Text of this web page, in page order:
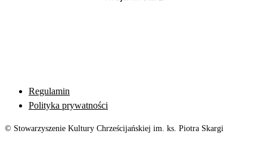
Regulamin
Polityka prywatności
© Stowarzyszenie Kultury Chrześcijańskiej im. ks. Piotra Skargi